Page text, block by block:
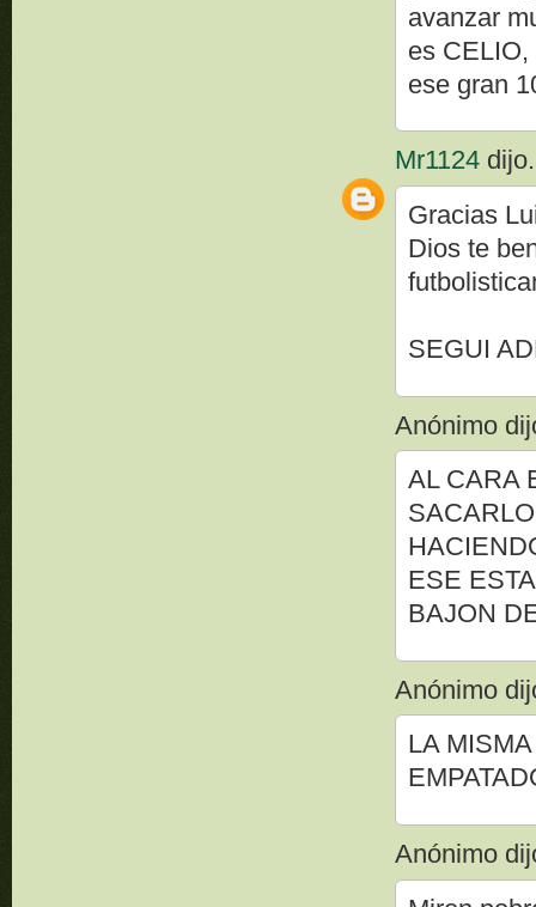
avanzar
es
ese gran
Mr1124
Gracias
Dios te
SEGUI
Anónimo
AL CARA
ESE
BAJON
Anónimo
LA
Anónimo